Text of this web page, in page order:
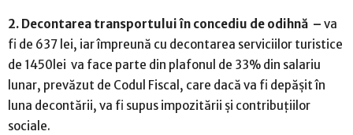
2. Decontarea transportului în concediu de odihnă – va
fi de 637 lei, iar împreună cu decontarea serviciilor turistice
de 1450lei va face parte din plafonul de 33% din salariu
lunar, prevăzut de Codul Fiscal, care dacă va fi depășit în
luna decontării, va fi supus impozitării și contribuțiilor
sociale.